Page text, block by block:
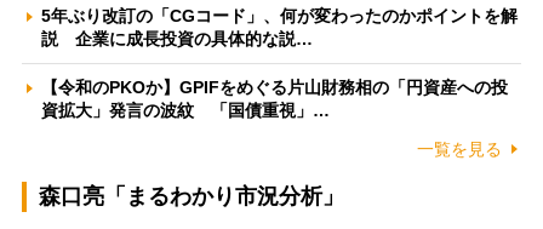
5年ぶり改訂の「CGコード」、何が変わったのかポイントを解
説 企業に成長投資の具体的な説…
【令和のPKOか】GPIFをめぐる片山財務相の「円資産への投
資拡大」発言の波紋 「国債重視」…
一覧を見る
森口亮「まるわかり市況分析」